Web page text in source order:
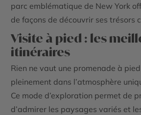
parc emblématique de New York
de façons de découvrir ses trésors
Visite à pied : les
itinéraires
Rien ne vaut une promenade à
pleinement dans l’atmosphère
Ce mode d’exploration permet de
d’admirer les paysages variés et